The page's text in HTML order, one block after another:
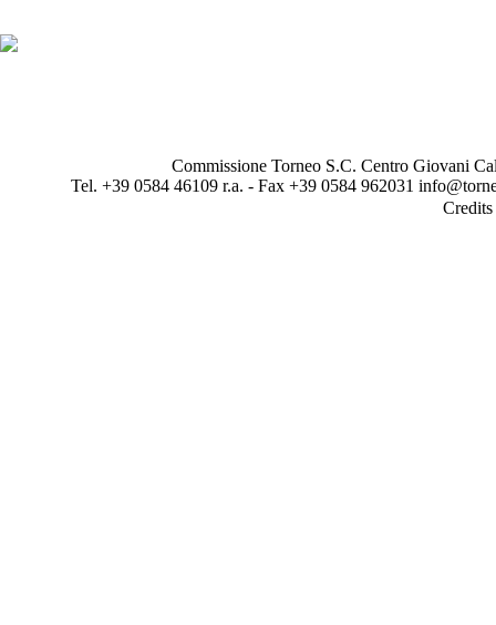
Commissione Torneo S.C. Centro Giovani
Tel. +39 0584 46109 r.a. - Fax +39 0584 962031
Credits